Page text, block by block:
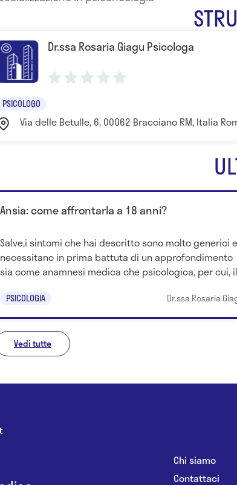
Dr.ssa Rosaria Giagu Psicologa
PSICOLOGO
Via delle Betulle, 6, 00062 Bracciano RM, Italia
Ansia: come affrontarla a 18 anni?
Salve,i sintomi che hai descritto sono molto generici e
necessitano in prima battuta di un approfondimento
sia come anamnesi medica che psicologica, per cui,
PSICOLOGIA Dr.ssa Rosaria
Vedi tutte
Chi siamo
Contattaci